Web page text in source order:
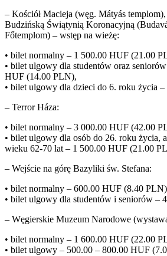
– Kościół Macieja (węg. Mátyás
Budzińską Świątynią Koronacyjną
Főtemplom) – wstęp na wieżę:
• bilet normalny – 1 500.00 HUF (21.00
• bilet ulgowy dla studentów oraz
HUF (14.00 PLN),
• bilet ulgowy dla dzieci do 6. roku życia –
– Terror Háza:
• bilet normalny – 3 000.00 HUF (42.00
• bilet ulgowy dla osób do 26. roku życia,
wieku 62-70 lat – 1 500.00 HUF (21.00
– Wejście na górę Bazyliki św. Stefana:
• bilet normalny – 600.00 HUF (8.40
• bilet ulgowy dla studentów i seniorów –
– Węgierskie Muzeum Narodowe
• bilet normalny – 1 600.00 HUF (22.00
• bilet ulgowy – 500.00 – 800.00 HUF